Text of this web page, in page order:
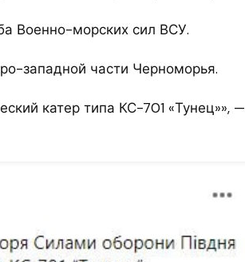
Военно-морских сил ВСУ.
западной части Черноморья.
катер типа КС-701 «Тунец»», —